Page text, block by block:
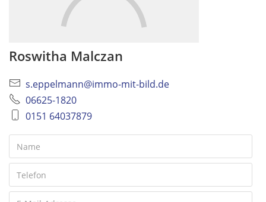
Roswitha Malczan
s.eppelmann@immo-mit-bild.de
06625-1820
0151 64037879